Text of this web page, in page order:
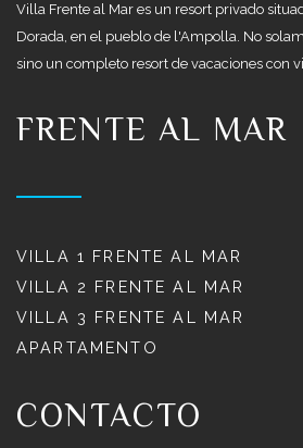
Villa Frente al Mar es un resort privado
Dorada, en el pueblo de l'Ampolla. No
sino un completo resort de vacaciones con
FRENTE AL MAR
VILLA 1 FRENTE AL MAR
VILLA 2 FRENTE AL MAR
VILLA 3 FRENTE AL MAR
APARTAMENTO
CONTACTO